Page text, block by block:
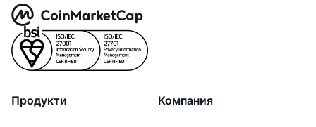
Продукти Компания